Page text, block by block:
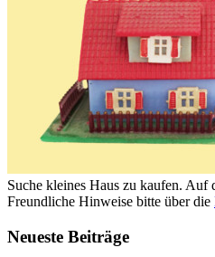
Suche kleines Haus zu kaufen. Auf
Freundliche Hinweise bitte über die
Neueste Beiträge